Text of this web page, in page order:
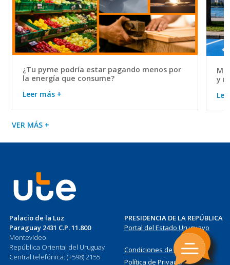
¿Tu pyme podría estar pagando menos por
la energía que consume?
Leer más +
y
VER MÁS +
Palacio de la Luz
Paraguay 2431 C.P. 11.800
Montevideo
República Oriental del Uruguay
Central telefónica: (+598) 2155
PRESIDENCIA DE LA REPÚBLICA
Portal del Estado Uruguayo
Condiciones de Uso
Política de Privacidad